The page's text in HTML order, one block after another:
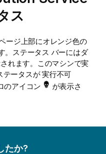
ス
ージ上部にオレンジ色の
。ステータス バーにはダ
れます。このマシンで実
テータスが実行不可
のアイコン
が表示さ
たか?